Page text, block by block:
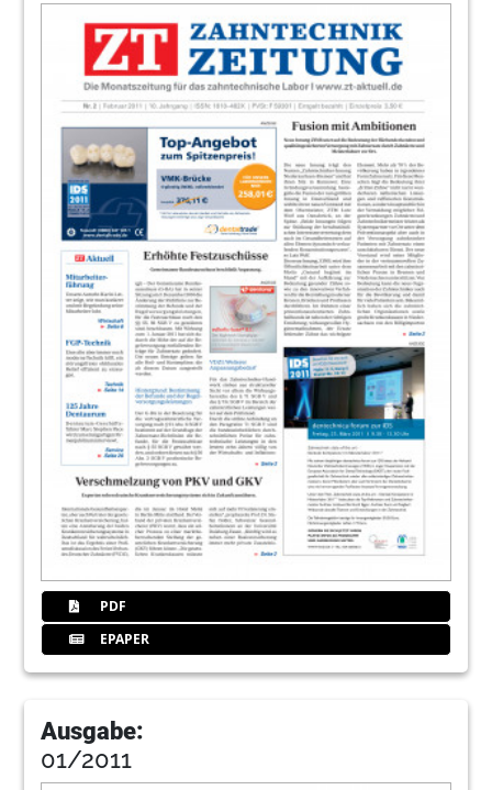
PDF
EPAPER
Ausgabe:
01/2011